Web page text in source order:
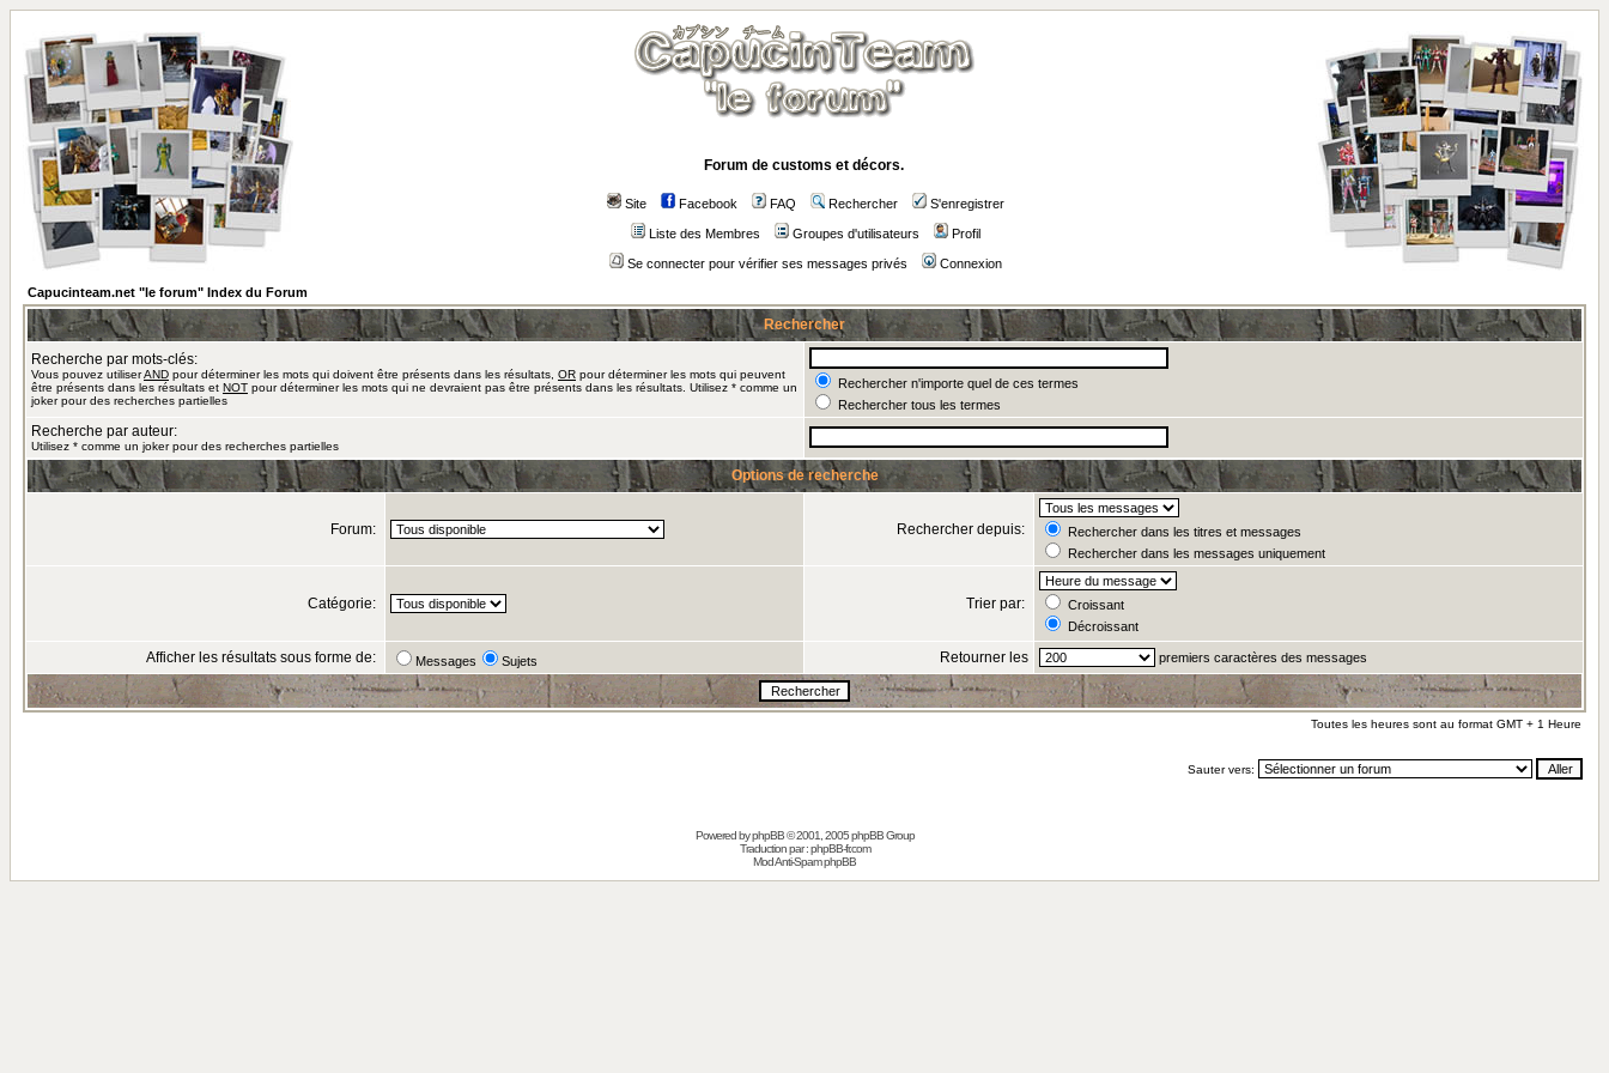
Forum de customs et décors.
Site Facebook FAQ Rechercher S'enregistrer
Liste des Membres Groupes d'utilisateurs Profil
Se connecter pour vérifier ses messages privés
Connexion
Capucinteam.net "le forum" Index du Forum
Rechercher
Recherche par mots-clés:
Vous pouvez utiliserAND pour déterminer les mots qui doivent être présents dans les résultats, OR pour déterminer les mots qui peuvent
être présents dans les résultats et NOT pour déterminer les mots qui ne devraient pas être présents dans les résultats. Utilisez * comme un
joker pour des recherches partielles
Rechercher n'importe quel de ces termes
Rechercher tous les termes
Recherche par auteur:
Utilisez * comme un joker pour des recherches partielles
Options de recherche
Forum: Rechercher depuis:
Rechercher dans les titres et messages
Rechercher dans les messages uniquement
Catégorie: Trier par:
Croissant
Décroissant
Afficher les résultats sous forme de: Messages Sujets Retourner les premiers caractères des messages
Toutes les heures sont au format GMT + 1 Heure
Sauter vers:
Powered byphpBB© 2001, 2005 phpBB Group
Traduction par :phpBB-fr.com
Mod Anti-Spam phpBB